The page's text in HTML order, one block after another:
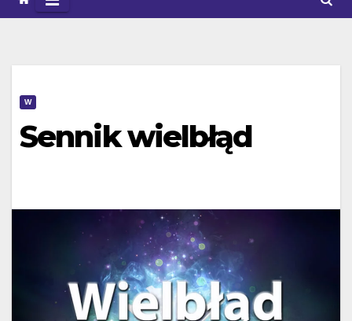
W
Sennik wielbłąd